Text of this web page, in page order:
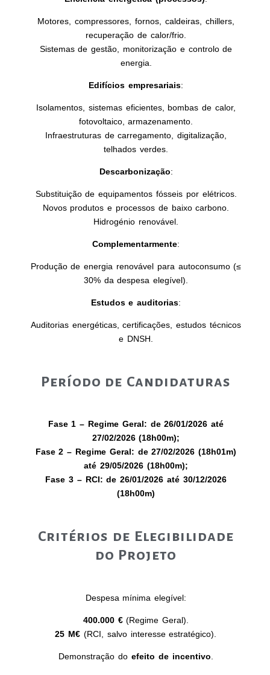
Motores, compressores, fornos, caldeiras, chillers,
recuperação de calor/frio.
Sistemas de gestão, monitorização e controlo de
energia.
Edifícios empresariais:
Isolamentos, sistemas eficientes, bombas de calor,
fotovoltaico, armazenamento.
Infraestruturas de carregamento, digitalização,
telhados verdes.
Descarbonização:
Substituição de equipamentos fósseis por elétricos.
Novos produtos e processos de baixo carbono.
Hidrogénio renovável.
Complementarmente:
Produção de energia renovável para autoconsumo (≤
30% da despesa elegível).
Estudos e auditorias:
Auditorias energéticas, certificações, estudos técnicos
e DNSH.
Período de Candidaturas
Fase 1 – Regime Geral: de 26/01/2026 até
27/02/2026 (18h00m);
Fase 2 – Regime Geral: de 27/02/2026 (18h01m)
até 29/05/2026 (18h00m);
Fase 3 – RCI: de 26/01/2026 até 30/12/2026
(18h00m)
Critérios de Elegibilidade
do Projeto
Despesa mínima elegível:
400.000 €(Regime Geral).
25 M€ (RCI, salvo interesse estratégico).
Demonstração do efeito de incentivo